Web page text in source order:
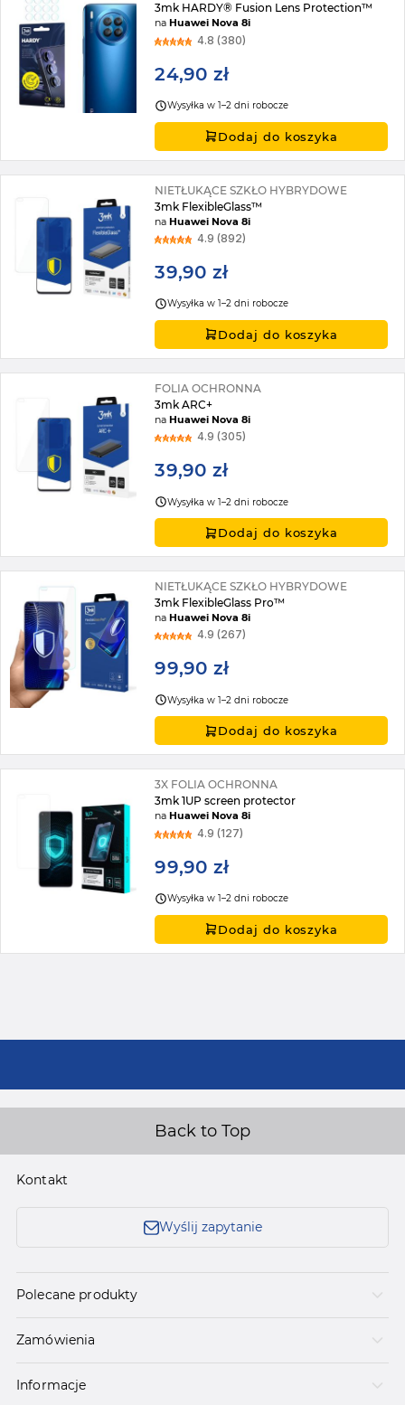
3mk HARDY® Fusion Lens Protection™
naHuawei Nova 8i
4.8 (380)
24,90 zł
Wysyłka w 1–2 dni robocze
Dodaj do koszyka
NIETŁUKĄCE SZKŁO HYBRYDOWE
3mk FlexibleGlass™
naHuawei Nova 8i
4.9 (892)
39,90 zł
Wysyłka w 1–2 dni robocze
Dodaj do koszyka
FOLIA OCHRONNA
3mk ARC+
naHuawei Nova 8i
4.9 (305)
39,90 zł
Wysyłka w 1–2 dni robocze
Dodaj do koszyka
NIETŁUKĄCE SZKŁO HYBRYDOWE
3mk FlexibleGlass Pro™
naHuawei Nova 8i
4.9 (267)
99,90 zł
Wysyłka w 1–2 dni robocze
Dodaj do koszyka
3X FOLIA OCHRONNA
3mk 1UP screen protector
naHuawei Nova 8i
4.9 (127)
99,90 zł
Wysyłka w 1–2 dni robocze
Dodaj do koszyka
Back to Top
Kontakt
Wyślij zapytanie
Polecane produkty
Zamówienia
Informacje